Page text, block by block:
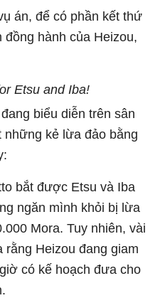
án, để có phần kết thứ
hành của Heizou,
Etsu and Iba!
biểu diễn trên sân
những kẻ lừa đảo bằng
bắt được Etsu và Iba
ngăn mình khỏi bị lừa
Mora. Tuy nhiên, vài
rằng Heizou đang giam
có kế hoạch đưa cho